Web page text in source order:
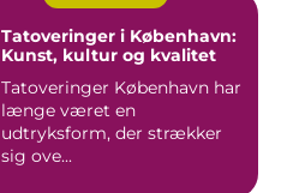
Tatoveringer i København:
Kunst, kultur og kvalitet
Tatoveringer København har
længe været en
udtryksform, der strækker
sig ove...